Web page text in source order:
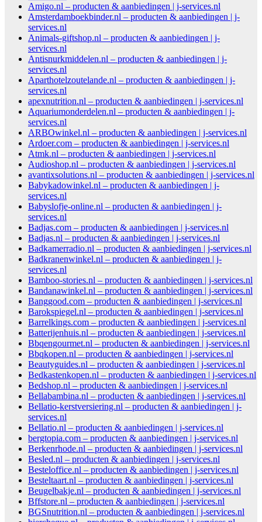
Amigo.nl – producten & aanbiedingen | j-services.nl
Amsterdamboekbinder.nl – producten & aanbiedingen | j-
services.nl
Animals-giftshop.nl – producten & aanbiedingen | j-
services.nl
Antisnurkmiddelen.nl – producten & aanbiedingen | j-
services.nl
Aparthotelzoutelande.nl – producten & aanbiedingen | j-
services.nl
apexnutrition.nl – producten & aanbiedingen | j-services.nl
Aquariumonderdelen.nl – producten & aanbiedingen | j-
services.nl
ARBOwinkel.nl – producten & aanbiedingen | j-services.nl
Ardoer.com – producten & aanbiedingen | j-services.nl
Atmk.nl – producten & aanbiedingen | j-services.nl
Audioshop.nl – producten & aanbiedingen | j-services.nl
avantixsolutions.nl – producten & aanbiedingen | j-services.nl
Babykadowinkel.nl – producten & aanbiedingen | j-
services.nl
Babyslofje-online.nl – producten & aanbiedingen | j-
services.nl
Badjas.com – producten & aanbiedingen | j-services.nl
Badjas.nl – producten & aanbiedingen | j-services.nl
Badkamerradio.nl – producten & aanbiedingen | j-services.nl
Badkranenwinkel.nl – producten & aanbiedingen | j-
services.nl
Bamboo-stories.nl – producten & aanbiedingen | j-services.nl
Bandanawinkel.nl – producten & aanbiedingen | j-services.nl
Banggood.com – producten & aanbiedingen | j-services.nl
Barokspiegel.nl – producten & aanbiedingen | j-services.nl
Barrelkings.com – producten & aanbiedingen | j-services.nl
Batterijenhuis.nl – producten & aanbiedingen | j-services.nl
Bbqengourmet.nl – producten & aanbiedingen | j-services.nl
Bbqkopen.nl – producten & aanbiedingen | j-services.nl
Beautyguides.nl – producten & aanbiedingen | j-services.nl
Bedkastenkopen.nl – producten & aanbiedingen | j-services.nl
Bedshop.nl – producten & aanbiedingen | j-services.nl
Bellabambina.nl – producten & aanbiedingen | j-services.nl
Bellatio-kerstversiering.nl – producten & aanbiedingen | j-
services.nl
Bellatio.nl – producten & aanbiedingen | j-services.nl
bergtopia.com – producten & aanbiedingen | j-services.nl
Berkenrhode.nl – producten & aanbiedingen | j-services.nl
Besled.nl – producten & aanbiedingen | j-services.nl
Besteloffice.nl – producten & aanbiedingen | j-services.nl
Besteltaart.nl – producten & aanbiedingen | j-services.nl
Beugelbakje.nl – producten & aanbiedingen | j-services.nl
Bffstore.nl – producten & aanbiedingen | j-services.nl
BGSnutrition.nl – producten & aanbiedingen | j-services.nl